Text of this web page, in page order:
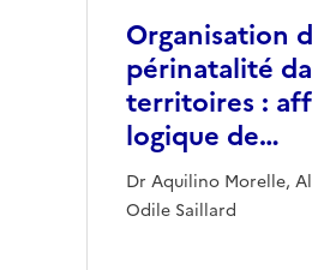
Organisation
périnatalité
territoires :
logique de…
Dr Aquilino Morelle,
Odile Saillard